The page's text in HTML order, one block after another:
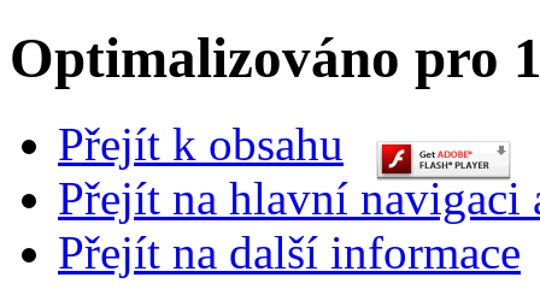
Optimalizováno pro
Přejít k obsahu
Přejít na hlavní navigaci
Přejít na další informace